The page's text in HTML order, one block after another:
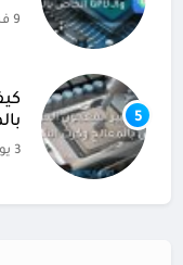
9 فبراير 2023
5
3 يوليو 2022